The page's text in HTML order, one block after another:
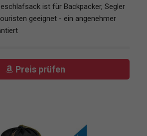
ist für Backpacker, Segler
geeignet - ein angenehmer
Preis prüfen